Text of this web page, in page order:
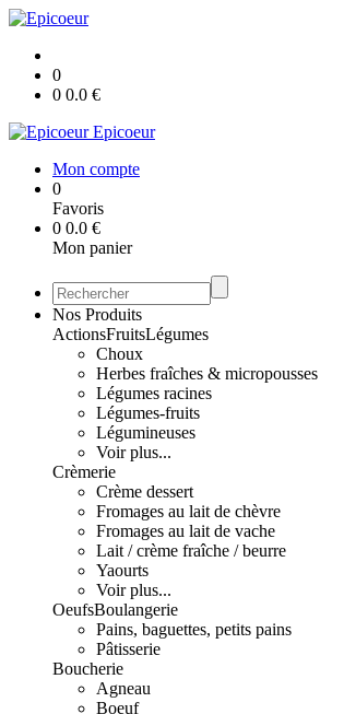
0
0 0.0 €
Epicoeur
Mon compte
0
Favoris
0 0.0 €
Mon panier
Nos Produits
ActionsFruitsLégumes
Choux
Herbes fraîches & micropousses
Légumes racines
Légumes-fruits
Légumineuses
Voir plus...
Crèmerie
Crème dessert
Fromages au lait de chèvre
Fromages au lait de vache
Lait / crème fraîche / beurre
Yaourts
Voir plus...
OeufsBoulangerie
Pains, baguettes, petits pains
Pâtisserie
Boucherie
Agneau
Boeuf